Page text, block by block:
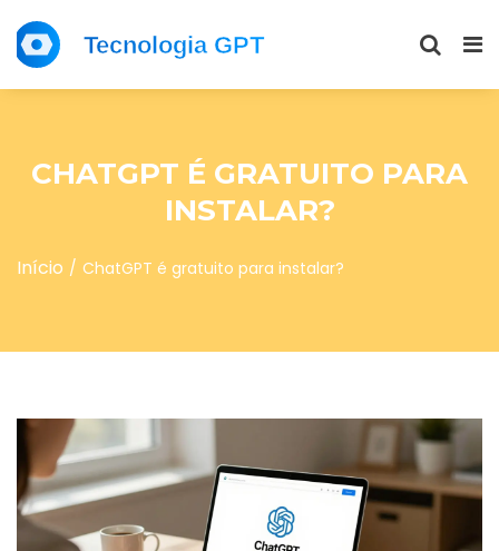
CHATGPT É GRATUITO PARA
INSTALAR?
Início ChatGPT é gratuito para instalar?